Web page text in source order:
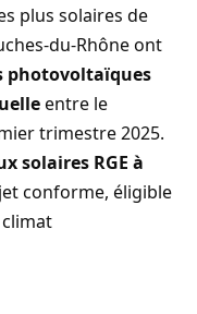
plus solaires de
du-Rhône ont
photovoltaïques
entre le
trimestre 2025.
solaires RGE à
conforme, éligible